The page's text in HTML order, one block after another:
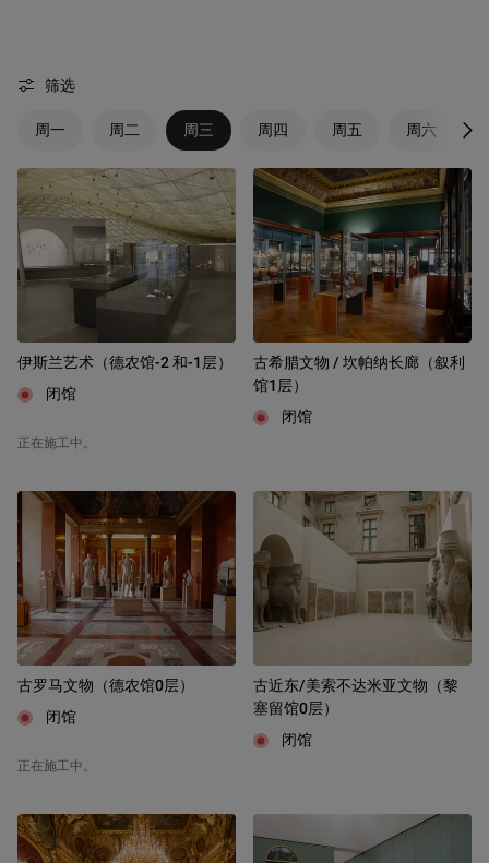
筛选
周一 周二 周三 周四 周五 周六
伊斯兰艺术（德农馆-2 和-1层）
闭馆
正在施工中。
古希腊文物 / 坎帕纳长廊（叙利
馆1层）
闭馆
古罗马文物（德农馆0层）
闭馆
正在施工中。
古近东/美索不达米亚文物（黎
塞留馆0层）
闭馆